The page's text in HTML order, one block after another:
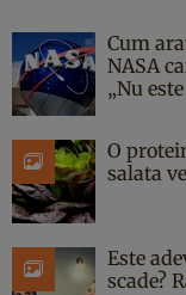
Cum
NASA
„Nu
O
salata
Este
scade?